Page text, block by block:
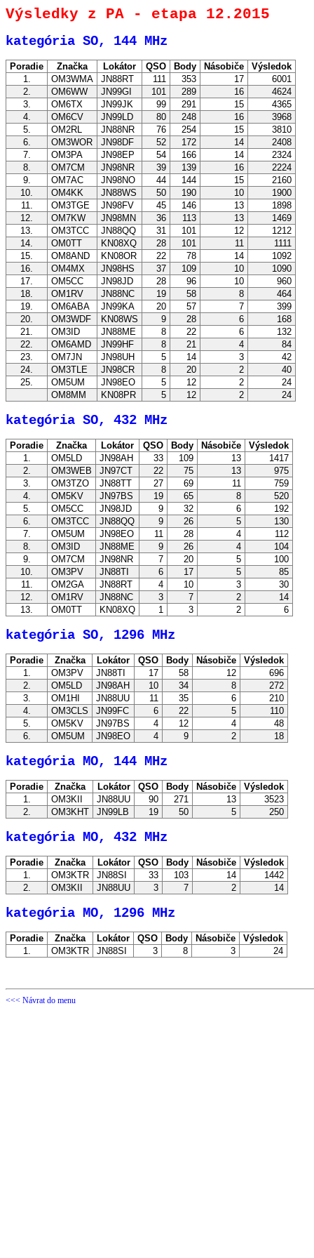
Výsledky z PA - etapa 12.2015
kategória SO, 144 MHz
Poradie Značka Lokátor QSO Body Násobiče
Výsledok
1.
OM3WMA JN88RT 111 353 17
6001
2.
OM6WW JN99GI 101 289 16
4624
3.
OM6TX JN99JK 99 291 15
4365
4.
OM6CV JN99LD 80 248 16
3968
5.
OM2RL JN88NR 76 254 15
3810
6.
OM3WOR JN98DF 52 172 14
2408
7.
OM3PA JN98EP 54 166 14
2324
8.
OM7CM JN98NR 39 139 16
2224
9.
OM7AC JN98NO 44 144 15
2160
10.
OM4KK JN88WS 50 190 10
1900
11.
OM3TGE JN98FV 45 146 13
1898
12.
OM7KW JN98MN 36 113 13
1469
13.
OM3TCC JN88QQ 31 101 12
1212
14.
OM0TT KN08XQ 28 101 11
1111
15.
OM8AND KN08OR 22 78 14
1092
16.
OM4MX JN98HS 37 109 10
1090
17.
OM5CC JN98JD 28 96 10
960
18.
OM1RV JN88NC 19 58 8
464
19.
OM6ABA JN99KA 20 57 7
399
20.
OM3WDF KN08WS 9 28 6
168
21.
OM3ID JN88ME 8 22 6
132
22.
OM6AMD JN99HF 8 21 4
84
23.
OM7JN JN98UH 5 14 3
42
24.
OM3TLE JN98CR 8 20 2
40
25.
OM5UM JN98EO 5 12 2
24
OM8MM
KN08PR 5 12 2 24
kategória SO, 432 MHz
Poradie Značka Lokátor QSO Body Násobiče
Výsledok
1.
OM5LD JN98AH 33 109 13
1417
2.
OM3WEB JN97CT 22 75 13
975
3.
OM3TZO JN88TT 27 69 11
759
4.
OM5KV JN97BS 19 65 8
520
5.
OM5CC JN98JD 9 32 6
192
6.
OM3TCC JN88QQ 9 26 5
130
7.
OM5UM JN98EO 11 28 4
112
8.
OM3ID JN88ME 9 26 4
104
9.
OM7CM JN98NR 7 20 5
100
10.
OM3PV JN88TI 6 17 5
85
11.
OM2GA JN88RT 4 10 3
30
12.
OM1RV JN88NC 3 7 2
14
13.
OM0TT KN08XQ 1 3 2 6
kategória SO, 1296 MHz
Poradie Značka Lokátor QSO Body Násobiče
Výsledok
1.
OM3PV JN88TI 17 58 12
696
2.
OM5LD JN98AH 10 34 8
272
3.
OM1HI JN88UU 11 35 6
210
4.
OM3CLS JN99FC 6 22 5
110
5.
OM5KV JN97BS 4 12 4
48
6.
OM5UM JN98EO 4 9 2 18
kategória MO, 144 MHz
Poradie Značka Lokátor QSO Body Násobiče
Výsledok
1.
OM3KII JN88UU 90 271 13
3523
2.
OM3KHT JN99LB 19 50 5 250
kategória MO, 432 MHz
Poradie Značka Lokátor QSO Body Násobiče
Výsledok
1.
OM3KTR JN88SI 33 103 14
1442
2.
OM3KII JN88UU 3 7 2 14
kategória MO, 1296 MHz
Poradie Značka Lokátor QSO Body Násobiče
Výsledok
1.
OM3KTR JN88SI 3 8 3 24
<<< Návrat do menu